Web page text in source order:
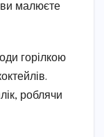
ви малюєте
горілкою
роблячи